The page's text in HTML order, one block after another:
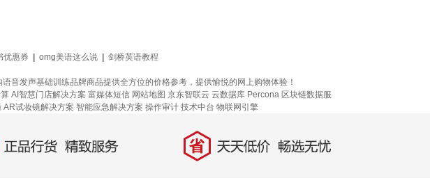
优惠券 omg美语这么说
剑桥英语教程
音发声基础训练品牌商品提供全方位的价格参考，提供愉悦的网上购物体验！
AI智慧门店解决方案 富媒体短信 网站地图 京东智联云 云数据库 Percona 区块链数据服
AR试妆镜解决方案 智能应急解决方案 操作审计 技术中台 物联网引擎
品行货，精致服务 省 天天低价，畅选无忧